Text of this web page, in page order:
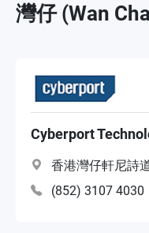
灣仔 (Wan
Cyberport
香港灣仔軒尼詩
(852) 3107 4030